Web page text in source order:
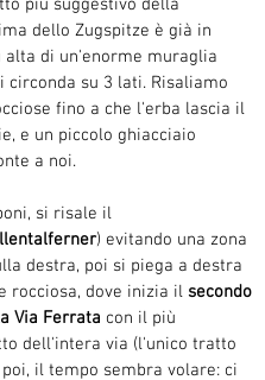
più suggestivo della
dello Zugspitze è già in
alta di un'enorme muraglia
circonda su 3 lati. Risaliamo
fino a che l'erba lascia il
e un piccolo ghiacciaio
a noi.
si risale il
) evitando una zona
destra, poi si piega a destra
rocciosa, dove inizia il secondo
Via Ferrata con il più
dell'intera via (l'unico tratto
poi, il tempo sembra volare: ci